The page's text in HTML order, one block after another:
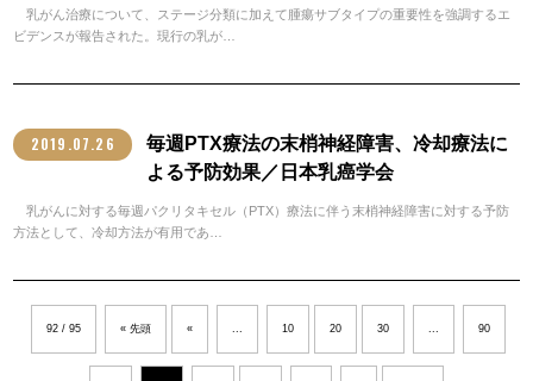
乳がん治療について、ステージ分類に加えて腫瘍サブタイプの重要性を強調するエ
ビデンスが報告された。現行の乳が…
2019.07.26
毎週PTX療法の末梢神経障害、冷却療法に
よる予防効果／日本乳癌学会
乳がんに対する毎週パクリタキセル（PTX）療法に伴う末梢神経障害に対する予防
方法として、冷却方法が有用であ…
92 / 95 « 先頭 « 10 20 30 90